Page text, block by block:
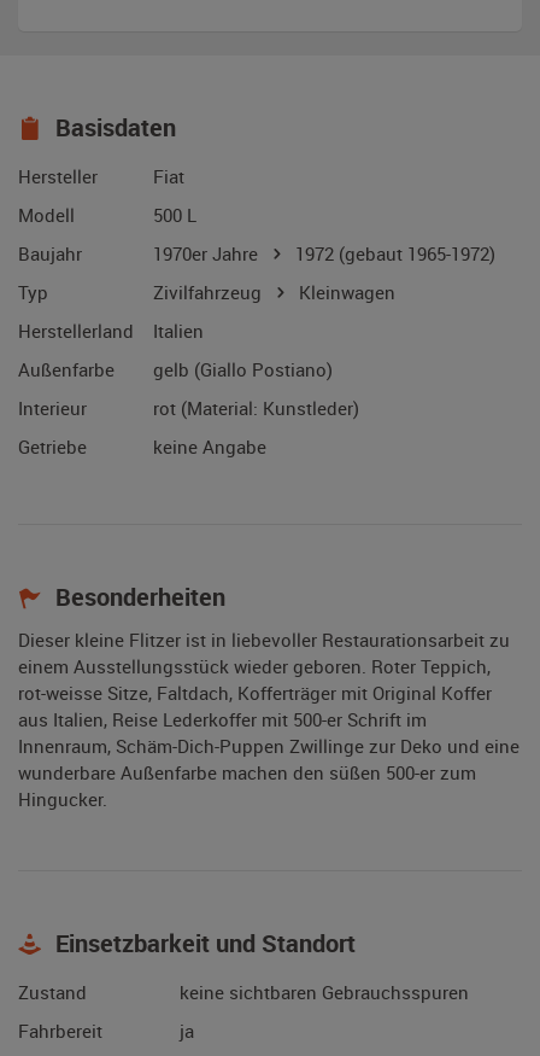
Basisdaten
Hersteller
Fiat
Modell
500 L
Baujahr
1970er Jahre 1972 (gebaut 1965-1972)
Typ
Zivilfahrzeug
Kleinwagen
Herstellerland
Italien
Außenfarbe
gelb (Giallo Postiano)
Interieur
rot (Material: Kunstleder)
Getriebe
keine Angabe
Besonderheiten
Dieser kleine Flitzer ist in liebevoller Restaurationsarbeit zu
einem Ausstellungsstück wieder geboren. Roter Teppich,
rot-weisse Sitze, Faltdach, Kofferträger mit Original Koffer
aus Italien, Reise Lederkoffer mit 500-er Schrift im
Innenraum, Schäm-Dich-Puppen Zwillinge zur Deko und eine
wunderbare Außenfarbe machen den süßen 500-er zum
Hingucker.
Einsetzbarkeit und Standort
Zustand
keine sichtbaren Gebrauchsspuren
Fahrbereit
ja